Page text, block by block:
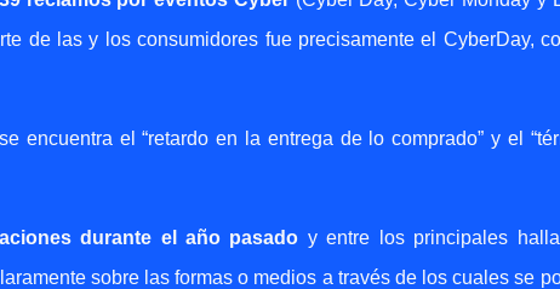
de las y los consumidores fue precisamente el CyberDay,
encuentra el “retardo en la entrega de lo comprado” y el
durante el año pasado y entre los principales
sobre las formas o medios a través de los cuales se